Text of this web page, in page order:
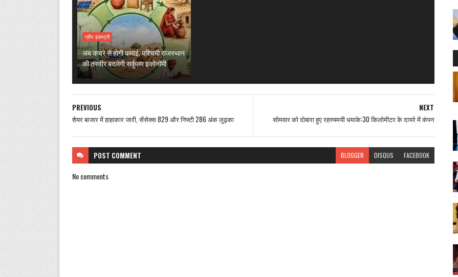
ग्रीन इंडस्ट्री
अब कचरे से होगी कमाई, पश्चिमी राजस्थान
की तस्वीर बदलेगी सर्कुलर इकोनॉमी
NEXT
सोमवार को दोबारा हुए रहस्यमयी धमाके:30 किलोमीटर के दायरे में कंपन
PREVIOUS
शेयर बाजार में हाहाकार जारी, सेंसेक्स 829 और निफ्टी 286 अंक लुढ़का
POST COMMENT BLOGGER DISQUS FACEBOOK
No comments